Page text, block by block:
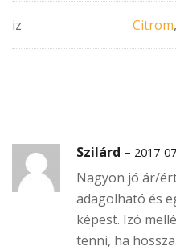
iz Citrom,
Szilárd – 2017-
Nagyon jó ár/
adagolható és
képest. Izó
tenni, ha